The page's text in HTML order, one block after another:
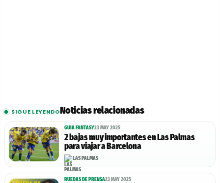
SIGUE LEYENDONoticias relacionadas
GUIA FANTASY23 MAY 2025
2 bajas muy importantes en Las Palmas
para viajar a Barcelona
LAS PALMAS
RUEDAS DE PRENSA23 MAY 2025